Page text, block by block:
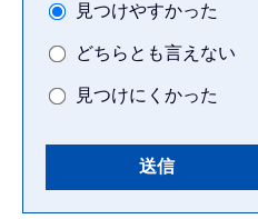
見つけやすかった
どちらとも言えない
見つけにくかった